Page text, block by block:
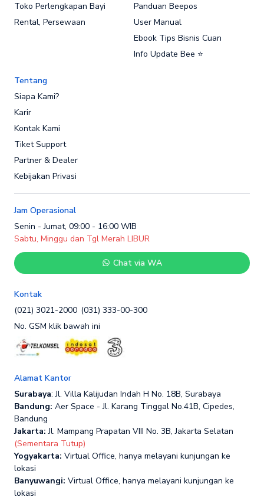
Toko Perlengkapan Bayi
Rental, Persewaan
Panduan Beepos
User Manual
Ebook Tips Bisnis Cuan
Info Update Bee ⭐
Tentang
Siapa Kami?
Karir
Kontak Kami
Tiket Support
Partner & Dealer
Kebijakan Privasi
Jam Operasional
Senin - Jumat, 09:00 - 16:00 WIB
Sabtu, Minggu dan Tgl Merah LIBUR
Chat via WA
Kontak
(021) 3021-2000 (031) 333-00-300
No. GSM klik bawah ini
Alamat Kantor
Surabaya: Jl. Villa Kalijudan Indah H No. 18B, Surabaya
Bandung: Aer Space - Jl. Karang Tinggal No.41B, Cipedes,
Bandung
Jakarta: Jl. Mampang Prapatan VIII No. 3B, Jakarta Selatan
(Sementara Tutup)
Yogyakarta: Virtual Office, hanya melayani kunjungan ke
lokasi
Banyuwangi: Virtual Office, hanya melayani kunjungan ke
lokasi